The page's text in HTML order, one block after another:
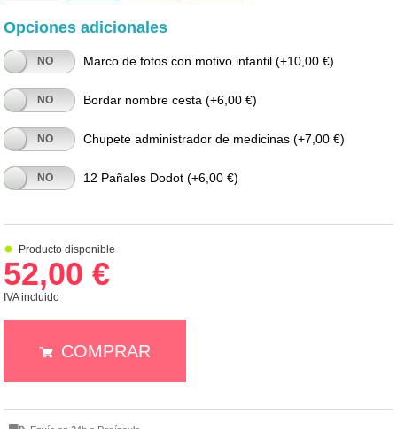
Opciones adicionales
NO Marco de fotos con motivo infantil (+10,00 €)
NO Bordar nombre cesta (+6,00 €)
NO Chupete administrador de medicinas (+7,00 €)
NO 12 Pañales Dodot (+6,00 €)
Producto disponible
52,00 €
IVA incluido
COMPRAR